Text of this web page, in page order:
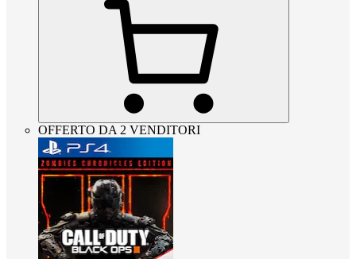
OFFERTO DA 2 VENDITORI